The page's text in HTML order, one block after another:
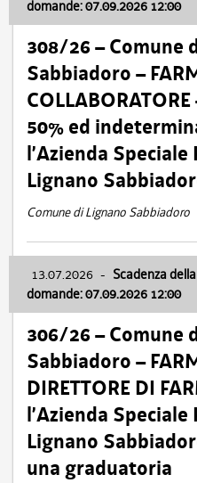
domande: 07.09.2026 12:00
308/26 – Comune
Sabbiadoro –
50% ed
l’Azienda
Lignano
Comune di Lignano Sabbiadoro
13.07.2026 - Scadenza
domande: 07.09.2026 12:00
306/26 – Comune
Sabbiadoro –
DIRETTORE DI
l’Azienda
Lignano
una graduatoria